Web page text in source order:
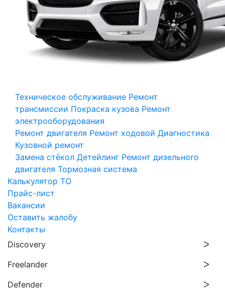
Техническое обслуживание Ремонт
трансмиссии Покраска кузова Ремонт
электрооборудования
Ремонт двигателя Ремонт ходовой Диагностика
Кузовной ремонт
Замена стёкол Детейлинг Ремонт дизельного
двигателя Тормозная система
Калькулятор ТО
Прайс-лист
Вакансии
Оставить жалобу
Контакты
Discovery
Freelander
Defender